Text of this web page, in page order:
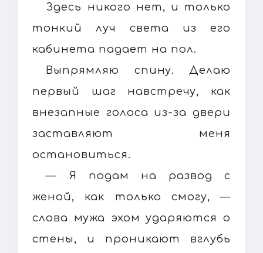
Здесь никого нет, и только
тонкий луч света из его
кабинета падает на пол.
Выпрямляю спину. Делаю
первый шаг навстречу, как
внезапные голоса из-за двери
заставляют меня
остановиться.
— Я подам на развод с
женой, как только смогу, —
слова мужа эхом ударяются о
стены, и проникают вглубь